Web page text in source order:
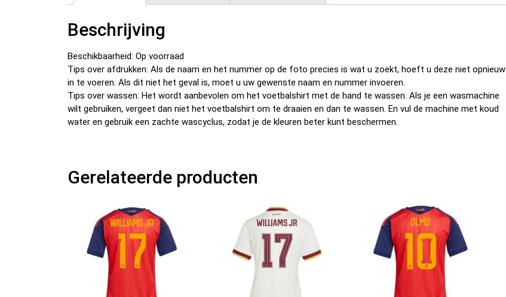
b
k
er
es di dI n
Beschrijving
Beschikbaarheid: Op voorraad
Tips over afdrukken: Als de naam en het nummer op de foto precies is wat u zoekt, hoeft u deze niet opnieuw
in te voeren. Als dit niet het geval is, moet u uw gewenste naam en nummer invoeren.
Tips over wassen: Het wordt aanbevolen om het voetbalshirt met de hand te wassen. Als je een wasmachine
wilt gebruiken, vergeet dan niet het voetbalshirt om te draaien en dan te wassen. En vul de machine met koud
water en gebruik een zachte wascyclus, zodat je de kleuren beter kunt beschermen.
Gerelateerde producten